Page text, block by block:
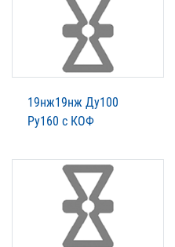
19нж19нж Ду100
Ру160 с КОФ